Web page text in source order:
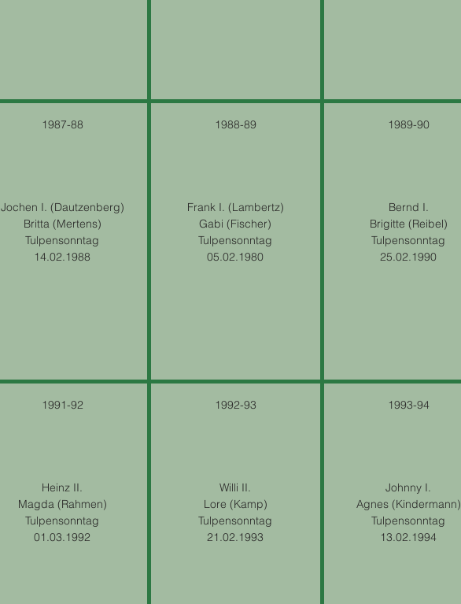
1987-88
Jochen I. (Dautzenberg)
Britta (Mertens)
Tulpensonntag
14.02.1988
1991-92
Heinz II.
Magda (Rahmen)
Tulpensonntag
01.03.1992
1988-89
Frank I. (Lambertz)
Gabi (Fischer)
Tulpensonntag
05.02.1980
1992-93
Willi II.
Lore (Kamp)
Tulpensonntag
21.02.1993
1989-90
Bernd I.
Brigitte (Reibel)
Tulpensonntag
25.02.1990
1993-94
Johnny I.
Agnes (Kindermann)
Tulpensonntag
13.02.1994